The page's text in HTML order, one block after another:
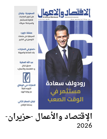
الإقتصاد والأعمال -حزيران-
2026